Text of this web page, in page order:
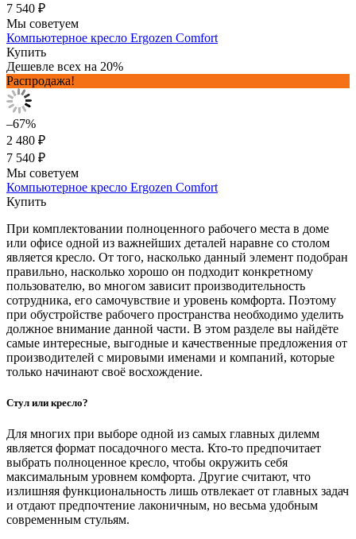
7 540 ₽
Мы советуем
Компьютерное кресло Ergozen Comfort
Купить
Дешевле всех на 20%
Распродажа!
–67%
2 480 ₽
7 540 ₽
Мы советуем
Компьютерное кресло Ergozen Comfort
Купить
При комплектовании полноценного рабочего места в доме
или офисе одной из важнейших деталей наравне со столом
является кресло. От того, насколько данный элемент подобран
правильно, насколько хорошо он подходит конкретному
пользователю, во многом зависит производительность
сотрудника, его самочувствие и уровень комфорта. Поэтому
при обустройстве рабочего пространства необходимо уделить
должное внимание данной части. В этом разделе вы найдёте
самые интересные, выгодные и качественные предложения от
производителей с мировыми именами и компаний, которые
только начинают своё восхождение.
Стул или кресло?
Для многих при выборе одной из самых главных дилемм
является формат посадочного места. Кто-то предпочитает
выбрать полноценное кресло, чтобы окружить себя
максимальным уровнем комфорта. Другие считают, что
излишняя функциональность лишь отвлекает от главных задач
и отдают предпочтение лаконичным, но весьма удобным
современным стульям.